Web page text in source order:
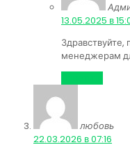
13.05.2025 в
менеджерам
любовь
22.03.2026 в 07:16